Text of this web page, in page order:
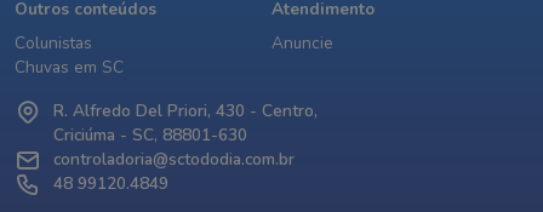
Outros conteúdos
Colunistas
Chuvas em SC
Atendimento
Anuncie
R. Alfredo Del Priori, 430 - Centro,
Criciúma - SC, 88801-630
controladoria@sctododia.com.br
48 99120.4849